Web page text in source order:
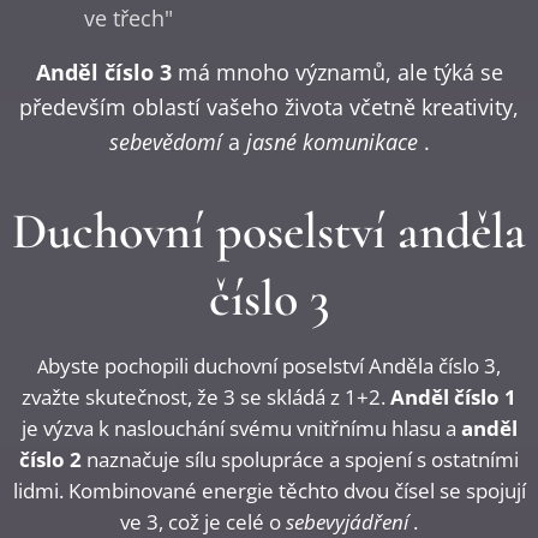
ve třech"
Anděl číslo 3má mnoho významů, ale týká se
především oblastí vašeho života včetně kreativity,
sebevědomía jasné komunikace.
Duchovní poselství anděla
číslo 3
Abyste pochopili duchovní poselství Anděla číslo 3,
zvažte skutečnost, že 3 se skládá z 1+2. Anděl číslo 1
je výzva k naslouchání svému vnitřnímu hlasu a anděl
číslo 2 naznačuje sílu spolupráce a spojení s ostatními
lidmi. Kombinované energie těchto dvou čísel se spojují
ve 3, což je celé osebevyjádření.